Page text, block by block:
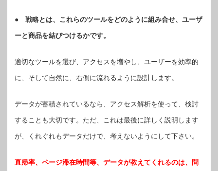
● 戦略とは、これらのツールをどのように組み合せ、ユーザ
ーと商品を結びつけるかです。
適切なツールを選び、アクセスを増やし、ユーザーを効率的
に、そして自然に、右側に流れるように設計します。
データが蓄積されているなら、アクセス解析を使って、検討
することも大切です。ただ、これは最後に詳しく説明します
が、くれぐれもデータだけで、考えないようにして下さい。
直帰率、ページ滞在時間等、データが教えてくれるのは、問